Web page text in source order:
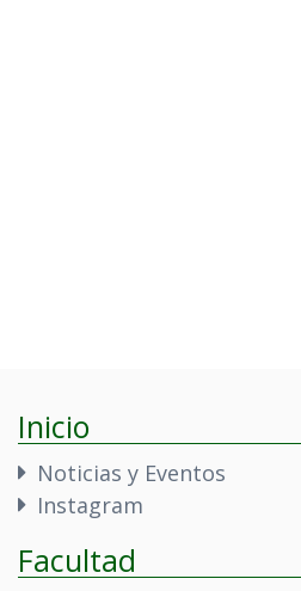
Inicio
Noticias y Eventos
Instagram
Facultad